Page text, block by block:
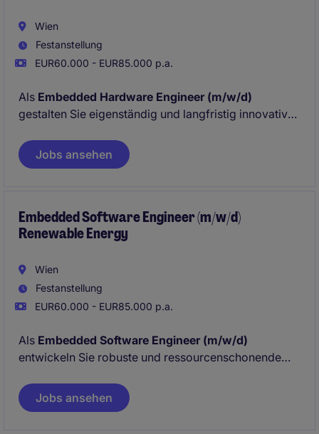
Wien
Festanstellung
EUR60.000 - EUR85.000 p.a.
Als Embedded Hardware Engineer (m/w/d)
gestalten Sie eigenständig und langfristig innovative
Kraftanlagen. Sie arbeiten am Standort Wien in einem
führenden Unternehmen im internationalen
Jobs ansehen
Embedded Software Engineer (m/w/d)
Renewable Energy
Wien
Festanstellung
EUR60.000 - EUR85.000 p.a.
Als Embedded Software Engineer (m/w/d)
entwickeln Sie robuste und ressourcenschonende
Kraftanlagen - mit besonderem Fokus auf
Embedded-Linux-Systeme. Sie arbeiten am
Jobs ansehen